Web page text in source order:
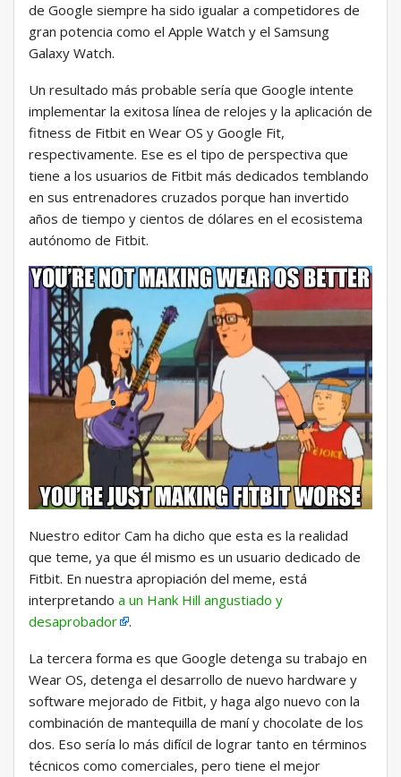
de Google siempre ha sido igualar a competidores de
gran potencia como el Apple Watch y el Samsung
Galaxy Watch.
Un resultado más probable sería que Google intente
implementar la exitosa línea de relojes y la aplicación de
fitness de Fitbit en Wear OS y Google Fit,
respectivamente. Ese es el tipo de perspectiva que
tiene a los usuarios de Fitbit más dedicados temblando
en sus entrenadores cruzados porque han invertido
años de tiempo y cientos de dólares en el ecosistema
autónomo de Fitbit.
Nuestro editor Cam ha dicho que esta es la realidad
que teme, ya que él mismo es un usuario dedicado de
Fitbit. En nuestra apropiación del meme, está
interpretando a un Hank Hill angustiado y
desaprobador
.
La tercera forma es que Google detenga su trabajo en
Wear OS, detenga el desarrollo de nuevo hardware y
software mejorado de Fitbit, y haga algo nuevo con la
combinación de mantequilla de maní y chocolate de los
dos. Eso sería lo más difícil de lograr tanto en términos
técnicos como comerciales, pero tiene el mejor